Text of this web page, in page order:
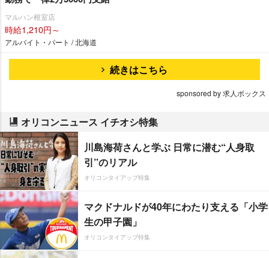
マルハン根室店
時給1,210円～
アルバイト・パート / 北海道
続きはこちら
sponsored by 求人ボックス
オリコンニュース イチオシ特集
川島海荷さんと学ぶ 日常に潜む“人身取
引”のリアル
オリコンタイアップ特集
マクドナルドが40年にわたり支える「小学
生の甲子園」
オリコンタイアップ特集